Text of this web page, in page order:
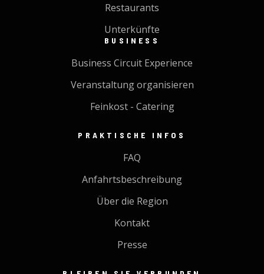
Restaurants
Unterkünfte
BUSINESS
Business Circuit Experience
Veranstaltung organisieren
Feinkost - Catering
PRAKTISCHE INFOS
FAQ
Anfahrtsbeschreibung
Über die Region
Kontakt
Presse